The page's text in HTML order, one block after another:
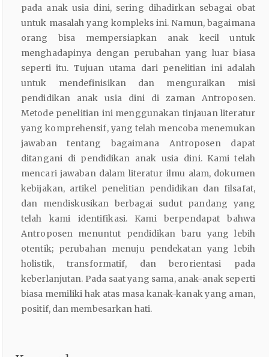
pada anak usia dini, sering dihadirkan sebagai obat
untuk masalah yang kompleks ini. Namun, bagaimana
orang bisa mempersiapkan anak kecil untuk
menghadapinya dengan perubahan yang luar biasa
seperti itu. Tujuan utama dari penelitian ini adalah
untuk mendefinisikan dan menguraikan misi
pendidikan anak usia dini di zaman Antroposen.
Metode penelitian ini menggunakan tinjauan literatur
yang komprehensif, yang telah mencoba menemukan
jawaban tentang bagaimana Antroposen dapat
ditangani di pendidikan anak usia dini. Kami telah
mencari jawaban dalam literatur ilmu alam, dokumen
kebijakan, artikel penelitian pendidikan dan filsafat,
dan mendiskusikan berbagai sudut pandang yang
telah kami identifikasi. Kami berpendapat bahwa
Antroposen menuntut pendidikan baru yang lebih
otentik; perubahan menuju pendekatan yang lebih
holistik, transformatif, dan berorientasi pada
keberlanjutan. Pada saat yang sama, anak-anak seperti
biasa memiliki hak atas masa kanak-kanak yang aman,
positif, dan membesarkan hati.